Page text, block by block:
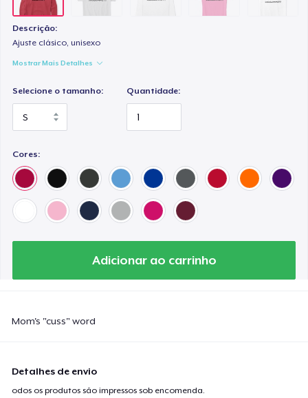
Descrição:
Ajuste clásico, unisexo
Mostrar Mais Detalhes
Selecione o tamanho: Quantidade:
Cores:
Adicionar ao carrinho
Mom's "cuss" word
Detalhes de envio
odos os produtos são impressos sob encomenda.